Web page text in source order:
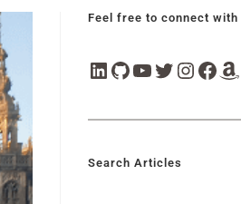
Feel free to connect with
Search Articles